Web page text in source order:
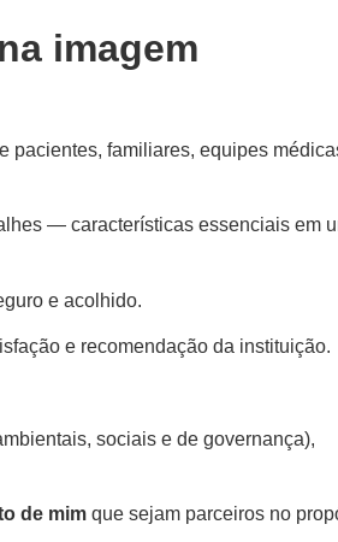
imagem
pacientes, familiares, equipes
— características essenciais em
e acolhido.
e recomendação da instituição.
sociais e de governança),
de mim que sejam parceiros no